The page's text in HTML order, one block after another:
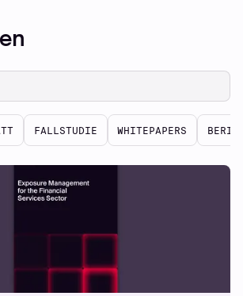
Market Guide for
Exposure Validation
FALLSTUDIE WHITEPAPERS